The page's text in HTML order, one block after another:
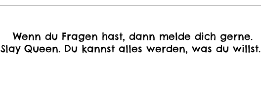
Wenn du Fragen hast, dann melde dich gerne.
Slay Queen. Du kannst alles werden, was du willst.